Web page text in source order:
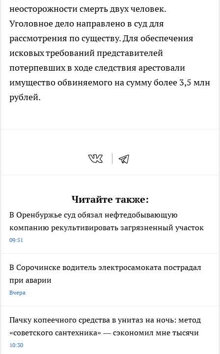
неосторожности смерть двух человек.
Уголовное дело направлено в суд для
рассмотрения по существу. Для обеспечения
исковых требований представителей
потерпевших в ходе следствия арестовали
имущество обвиняемого на сумму более 3,5 млн
рублей.
Читайте также:
В Оренбуржье суд обязал нефтедобывающую
компанию рекультивировать загрязненный участок
09:51
В Сорочинске водитель электросамоката пострадал
при аварии
Вчера
Пачку копеечного средства в унитаз на ночь: метод
«советского сантехника» — сэкономил мне тысячи
10:30